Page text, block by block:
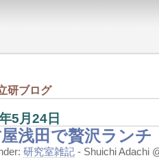
研ブログ
5月24日
浅田で贅沢ランチ
研究室雑記 - Shuichi Adachi